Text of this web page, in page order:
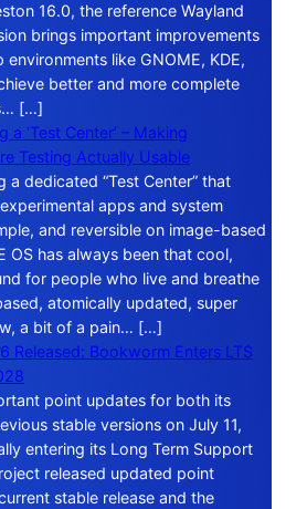
16.0, the reference Wayland
brings important improvements
like GNOME, KDE,
better and more complete
[…]
a ‘Test Center’ – Making
Testing Actually Usable
a dedicated “Test Center” that
apps and system
and reversible on image-based
OS has always been that cool,
for people who live and breathe
atomically updated, super
a bit of a pain… […]
Released: Bookworm Enters LTS
point updates for both its
stable versions on July 11,
entering its Long Term Support
released updated point
stable release and the